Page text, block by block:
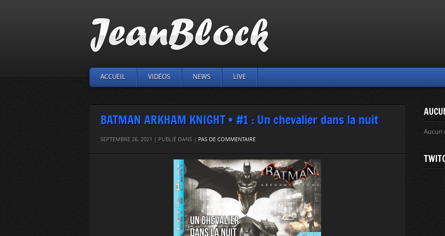
ACCUEIL VIDÉOS NEWS LIVE
BATMAN ARKHAM KNIGHT • #1 : Un chevalier dans la nuit
SEPTEMBRE 26, 2021 | PUBLIÉ DANS | PAS DE COMMENTAIRE
Aucun